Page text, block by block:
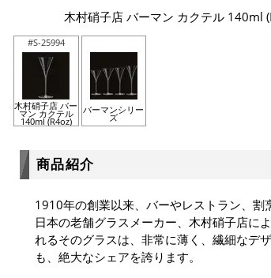
木村硝子店 バーマン カクテル 140ml
#S-25994
木村硝子店 バー
マン カクテル
140ml (R4oz)
バーマンシリー
ズ
商品紹介
1910年の創業以来、バーやレストラン、割
日本の老舗グラスメーカー、木村硝子店に
れるそのグラスは、非常に薄く、繊細なデ
も、絶大なシェアを誇ります。